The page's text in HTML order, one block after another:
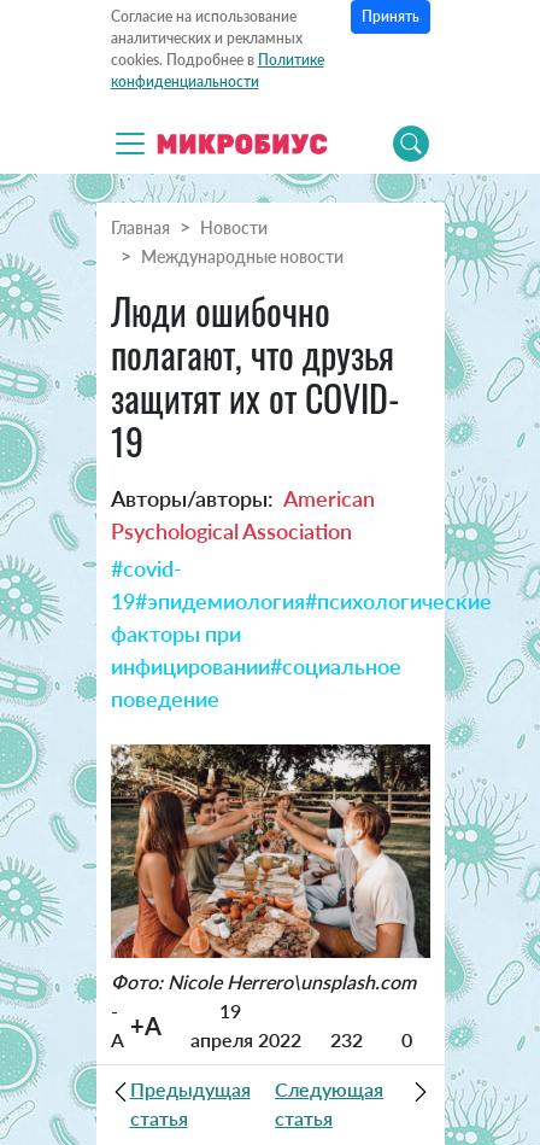
Согласие на использование
аналитических и рекламных
cookies. Подробнее в Политике
конфиденциальности
Принять
Главная
Новости
Международные новости
Люди ошибочно
полагают, что друзья
защитят их от COVID-
19
Авторы/авторы: American
Psychological Association
#covid-
19#эпидемиология#психологические
факторы при
инфицировании#социальное
поведение
Фото: Nicole Herrero\unsplash.com
-
A +A
19
апреля 2022
232 0
Предыдущая
статья
Следующая
статья